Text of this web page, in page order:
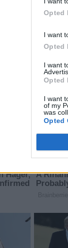
Opted
I want
Opted
I want
Opted
I want
of my
was
Opted
Υπουργός